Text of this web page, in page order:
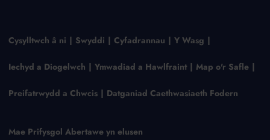
Cysylltwch â ni Swyddi Cyfadrannau Y Wasg
Iechyd a Diogelwch Ymwadiad a Hawlfraint Map o'r Safle
Preifatrwydd a Chwcis Datganiad Caethwasiaeth Fodern
Mae Prifysgol Abertawe yn elusen